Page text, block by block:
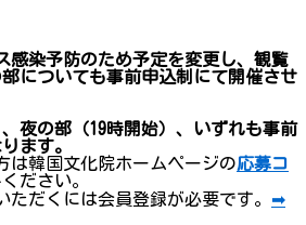
染予防のため予定を変更し、観覧
についても事前申込制にて開催させ
夜の部（19時開始）、いずれも事前
ます。
韓国文化院ホームページの応募コ
ださい。
ただくには会員登録が必要です。 ➡